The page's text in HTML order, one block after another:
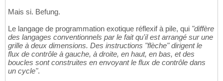
Mais si. Befung.
Le langage de programmation exotique réflexif à pile, qui "diffère
des langages conventionnels par le fait qu'il est arrangé sur une
grille à deux dimensions. Des instructions "flèche" dirigent le
flux de contrôle à gauche, à droite, en haut, en bas, et des
boucles sont construites en envoyant le flux de contrôle dans
un cycle".